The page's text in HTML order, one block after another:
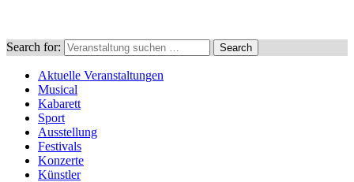
Search for: Search
Aktuelle Veranstaltungen
Musical
Kabarett
Sport
Ausstellung
Festivals
Konzerte
Künstler